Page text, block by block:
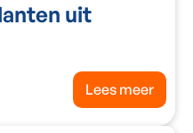
uit
Lees meer